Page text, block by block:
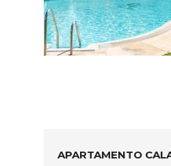
APARTAMENTO